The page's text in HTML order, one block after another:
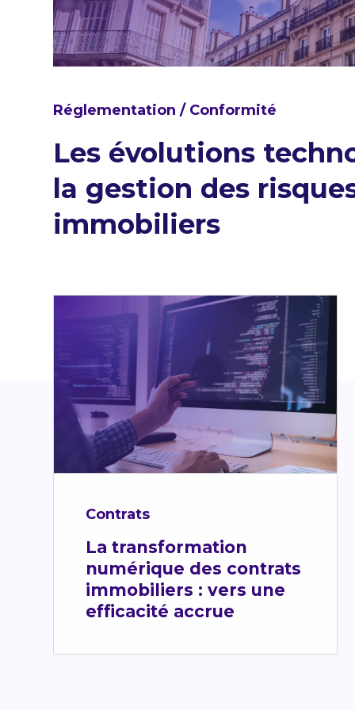
Réglementation / Conformité
Les évolutions
la gestion des
immobiliers
Contrats
La transformation
numérique des contrats
immobiliers : vers une
efficacité accrue